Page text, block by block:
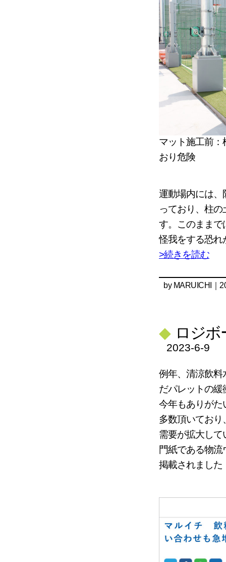
マット施工前
おり危険
運動場内には、
っており、柱
す。このままで
怪我をする恐れ
>続きを読む
by MARUICHI ｜
◆ ロジ
2023-6-9
例年、清涼飲料
だパレットの
今年もありがた
多数頂いてお
需要が拡大し
門紙である物
掲載されました